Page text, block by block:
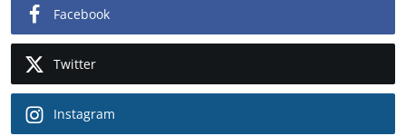
Facebook
Twitter
Instagram